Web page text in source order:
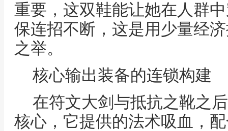
重要，这双鞋能让她在人群
保连招不断，这是用少量经
之举。
核心输出装备的连锁构建
在符文大剑与抵抗之靴之
核心，它提供的法术吸血，